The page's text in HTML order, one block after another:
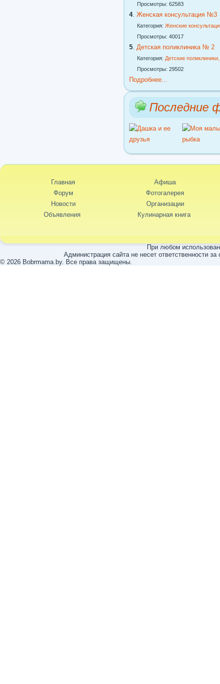
Просмотры: 62583
4. Женская консультация №3
Категория: Женские
Просмотры: 40017
5 Детская поликлиника № 2
Категория: Детские
Просмотры: 29502
Подробнее...
Последние
Главная
Форум
Новости
Объявления
Афиша
Фотогалерея
Организации
Кулинарная книга
При любом
Администрация сайта не несет ответственности
© 2026 Bobrmama.by. Все права защищены.